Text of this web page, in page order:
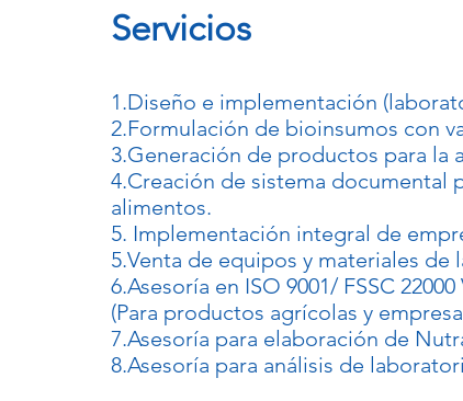
Servicios
1.Diseño e implementación
2.Formulación de bioinsumos con
3.Generación de productos para la
4.Creación de sistema documental
alimentos.
5. Implementación integral de
5.Venta de equipos y materiales de
6.Asesoría en ISO 9001/ FSSC 22000
(Para productos agrícolas y
7.Asesoría para elaboración de
8.Asesoría para análisis de